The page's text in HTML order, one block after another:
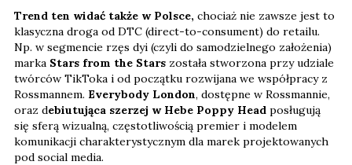
Trend ten widać także w Polsce, chociaż nie zawsze jest to
klasyczna droga od DTC (direct-to-consument) do retailu.
Np. w segmencie rzęs dyi (czyli do samodzielnego założenia)
marka Stars from the Stars została stworzona przy udziale
twórców TikToka i od początku rozwijana we współpracy z
Rossmannem. Everybody London, dostępne w Rossmannie,
oraz debiutująca szerzej w Hebe Poppy Head posługują
się sferą wizualną, częstotliwością premier i modelem
komunikacji charakterystycznym dla marek projektowanych
pod social media.